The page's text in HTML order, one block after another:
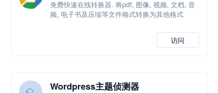
免费快速在线转换器. 将pdf, 图像, 视频, 文档, 音
频, 电子书及压缩等文件格式转换为其他格式
访问
Wordpress主题侦测器